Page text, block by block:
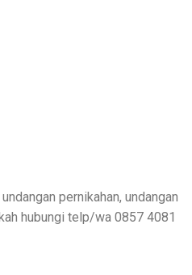
pernikahan, undangan
hubungi telp/wa 0857 4081